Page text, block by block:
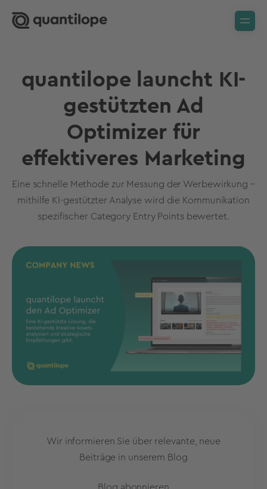
quantilope launcht KI-
gestützten Ad
Optimizer für
effektiveres Marketing
Eine schnelle Methode zur Messung der Werbewirkung –
mithilfe KI-gestützter Analyse wird die Kommunikation
spezifischer Category Entry Points bewertet.
Wir informieren Sie über relevante, neue
Beiträge in unserem Blog
Blog abonnieren